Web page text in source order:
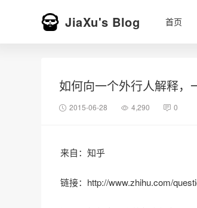
JiaXu's Blog 首页
如何向一个外行人解释，
2015-06-28 4,290 0
来自：知乎
链接：http://www.zhihu.com/